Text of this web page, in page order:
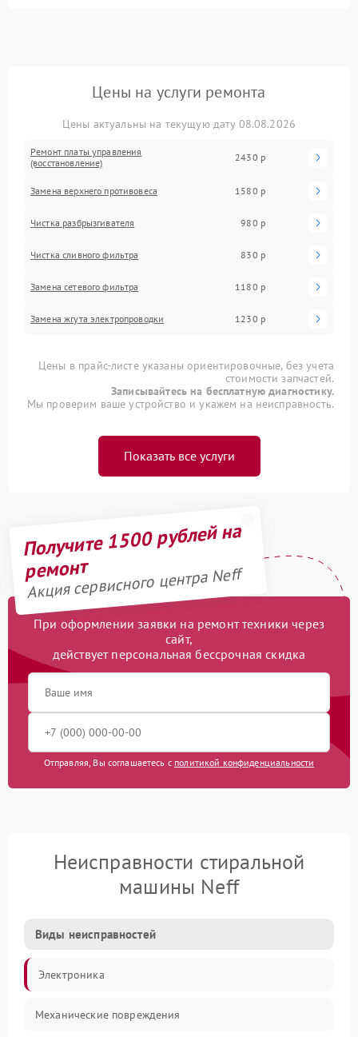
Цены на услуги ремонта
Цены актуальны на текущую дату 08.08.2026
Ремонт платы управления
(восстановление)
2430 р
Замена верхнего противовеса 1580 р
Чистка разбрызгивателя 980 р
Чистка сливного фильтра 830 р
Замена сетевого фильтра 1180 р
Замена жгута электропроводки 1230 р
Цены в прайс-листе указаны ориентировочные, без учета
стоимости запчастей.
Записывайтесь на бесплатную диагностику.
Мы проверим ваше устройство и укажем на неисправность.
Показать все услуги
Получите 1500 рублей на
ремонт
Акция сервисного центра Neff
При оформлении заявки на ремонт техники через
сайт,
действует персональная бессрочная скидка
Отправляя, Вы соглашаетесь с политикой конфиденциальности
Неисправности стиральной
машины Neff
Виды неисправностей
Электроника
Механические повреждения